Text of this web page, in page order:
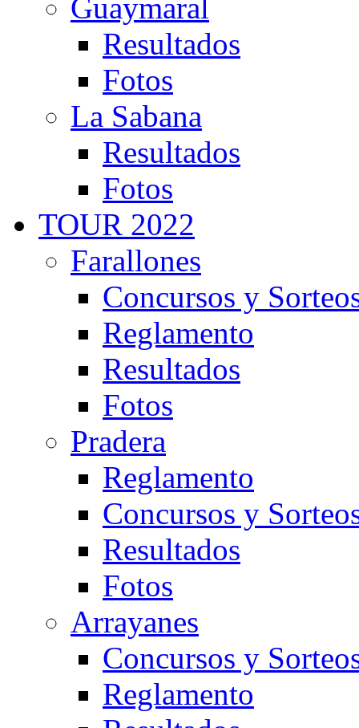
Guaymaral
Resultados
Fotos
La Sabana
Resultados
Fotos
TOUR 2022
Farallones
Concursos y
Reglamento
Resultados
Fotos
Pradera
Reglamento
Concursos y
Resultados
Fotos
Arrayanes
Concursos y
Reglamento